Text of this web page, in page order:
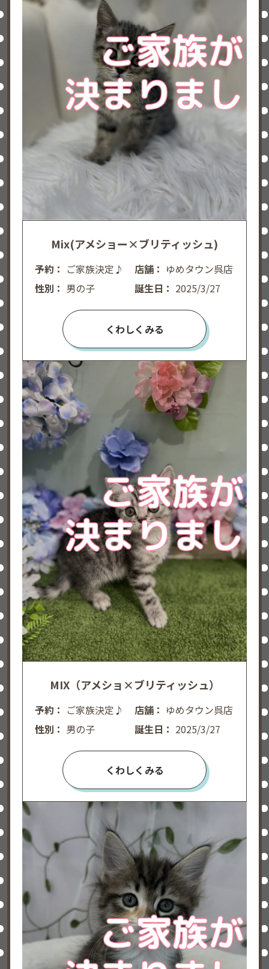
Mix(アメショー×ブリティッシュ)
予約： ご家族決定♪ 店舗： ゆめタウン呉店
性別： 男の子 誕生日： 2025/3/27
くわしくみる
MIX（アメショ×ブリティッシュ）
予約： ご家族決定♪ 店舗： ゆめタウン呉店
性別： 男の子 誕生日： 2025/3/27
くわしくみる